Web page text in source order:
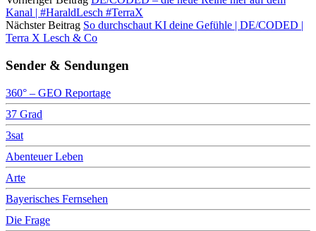
Kanal | #HaraldLesch #TerraX
Nächster Beitrag So durchschaut KI deine Gefühle | DE/CODED |
Terra X Lesch & Co
Sender & Sendungen
360° – GEO Reportage
37 Grad
3sat
Abenteuer Leben
Arte
Bayerisches Fernsehen
Die Frage